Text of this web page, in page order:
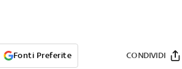
Fonti Preferite CONDIVIDI